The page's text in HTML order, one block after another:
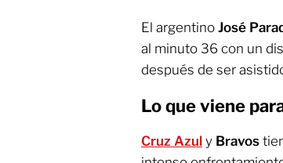
El argentino José
al minuto 36 con un
después de ser
Lo que viene
Cruz Azul y Bravos